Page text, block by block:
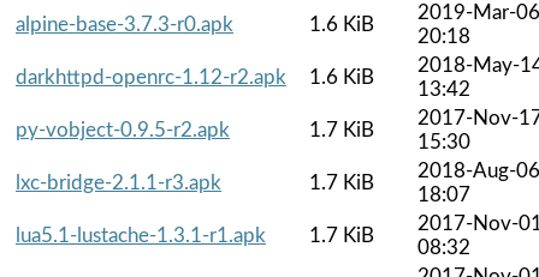
alpine-base-3.7.3-r0.apk
1.6 KiB
2019-Mar-06
20:18
darkhttpd-openrc-1.12-r2.apk
1.6 KiB
2018-May-
13:42
py-vobject-0.9.5-r2.apk
1.7 KiB
2017-Nov-
15:30
lxc-bridge-2.1.1-r3.apk
1.7 KiB
2018-Aug-06
18:07
lua5.1-lustache-1.3.1-r1.apk
1.7 KiB
2017-Nov-
08:32